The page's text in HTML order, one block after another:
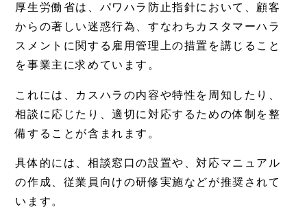
厚生労働省は、パワハラ防止指針において、顧客
からの著しい迷惑行為、すなわちカスタマーハラ
スメントに関する雇用管理上の措置を講じること
を事業主に求めています。
これには、カスハラの内容や特性を周知したり、
相談に応じたり、適切に対応するための体制を整
備することが含まれます。
具体的には、相談窓口の設置や、対応マニュアル
の作成、従業員向けの研修実施などが推奨されて
います。